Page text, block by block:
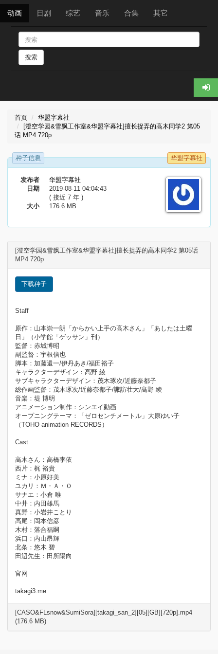
动画 日剧 综艺 音乐 合集 其它
搜索
首页
华盟字幕社
[澄空学园&雪飘工作室&华盟字幕社]擅长捉弄的高木同学2 第05
话 MP4 720p
种子信息 华盟字幕社
发布者
华盟字幕社
日期
2019-08-11 04:04:43
( 接近 7 年 )
大小
176.6 MB
[澄空学园&雪飘工作室&华盟字幕社]擅长捉弄的高木同学2 第05话
MP4 720p
下载种子
Staff
原作：山本崇一朗「からかい上手の高木さん」「あしたは土曜
日」（小学館「ゲッサン」刊）
監督：赤城博昭
副監督：宇根信也
脚本：加藤還一/伊丹あき/福田裕子
キャラクターデザイン：髙野 綾
サブキャラクターデザイン：茂木琢次/近藤奈都子
総作画監督：茂木琢次/近藤奈都子/諏訪壮大/髙野 綾
音楽：堤 博明
アニメーション制作：シンエイ動画
オープニングテーマ：「ゼロセンチメートル」大原ゆい子
（TOHO animation RECORDS）
Cast
高木さん：高橋李依
西片：梶 裕貴
ミナ：小原好美
ユカリ：Ｍ・Ａ・Ｏ
サナエ：小倉 唯
中井：内田雄馬
真野：小岩井ことり
高尾：岡本信彦
木村：落合福嗣
浜口：内山昂輝
北条：悠木 碧
田辺先生：田所陽向
官网
takagi3.me
[CASO&FLsnow&SumiSora][takagi_san_2][05][GB][720p].mp4
(176.6 MB)